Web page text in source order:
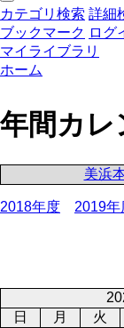
カテゴリ検索 詳細
ブックマーク ログ
マイライブラリ
ホーム
年間カレ
美浜
2018年度 2019年
日
月 火